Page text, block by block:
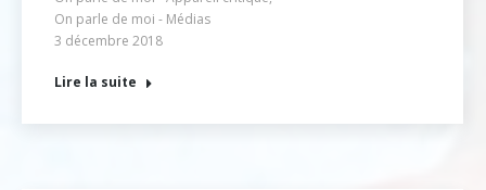
On parle de moi - Médias
3 décembre 2018
Lire la suite